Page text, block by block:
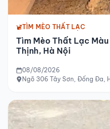
TÌM MÈO THẤT LẠC
Tìm Mèo Thất Lạc
Thịnh, Hà Nội
08/08/2026
Ngõ 306 Tây Sơn, Đống Đa,